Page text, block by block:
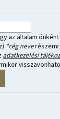
az általam
*cég neve
adatkezelési